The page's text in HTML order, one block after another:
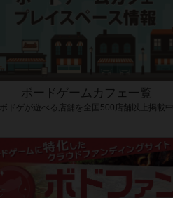
ボードゲームカフェ一覧
ボドゲが遊べる店舗を全国500店舗以上掲載中